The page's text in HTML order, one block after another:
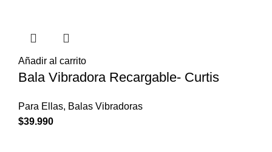
Añadir al carrito
Bala Vibradora Recargable- Curtis
Para Ellas, Balas Vibradoras
$39.990